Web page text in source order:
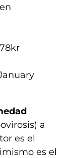
a
es el
es el